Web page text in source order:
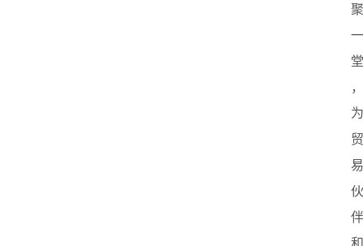
聚
一
堂
，
为
贸
易
伙
伴
和